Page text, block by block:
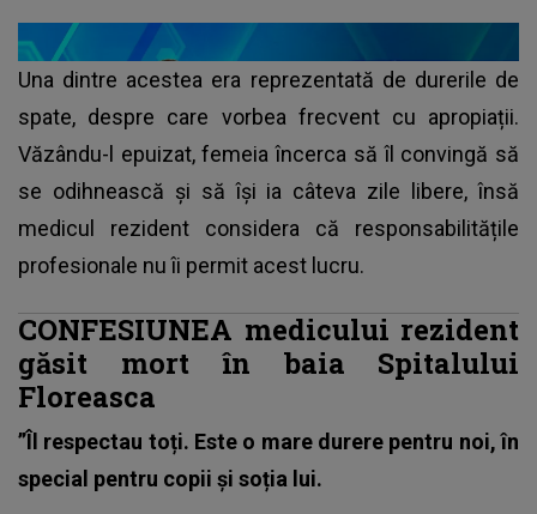
Una dintre acestea era reprezentată de durerile de
spate, despre care vorbea frecvent cu apropiații.
Văzându-l epuizat, femeia încerca să îl convingă să
se odihnească și să își ia câteva zile libere, însă
medicul rezident considera că responsabilitățile
profesionale nu îi permit acest lucru.
CONFESIUNEA medicului rezident
găsit mort în baia Spitalului
Floreasca
”Îl respectau toți. Este o mare durere pentru noi, în
special pentru copii și soția lui.